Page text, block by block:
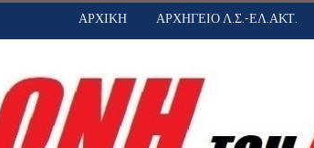
ΑΡΧΙΚΗ ΑΡΧΗΓΕΙΟ Λ.Σ.-ΕΛ.ΑΚΤ.